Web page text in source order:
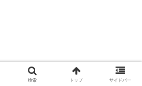
検索 トップ サイドバー